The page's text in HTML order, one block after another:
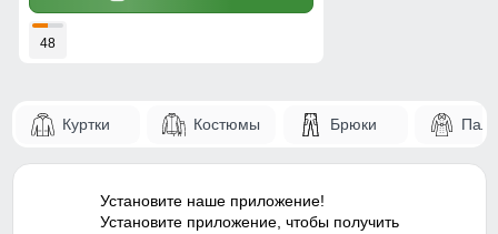
48
Куртки Костюмы Брюки
Установите наше приложение!
Установите приложение, чтобы получить